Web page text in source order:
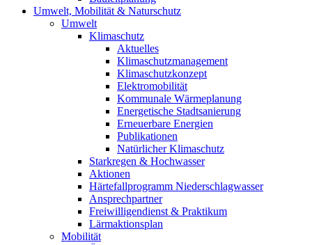
Umwelt, Mobilität & Naturschutz
Umwelt
Klimaschutz
Aktuelles
Klimaschutzmanagement
Klimaschutzkonzept
Elektromobilität
Kommunale Wärmeplanung
Energetische Stadtsanierung
Erneuerbare Energien
Publikationen
Natürlicher Klimaschutz
Starkregen & Hochwasser
Aktionen
Härtefallprogramm Niederschlagwasser
Ansprechpartner
Freiwilligendienst & Praktikum
Lärmaktionsplan
Mobilität